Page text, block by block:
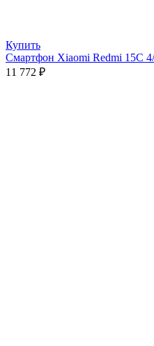
Купить
Смартфон Xiaomi Redmi 15C
11 772 ₽